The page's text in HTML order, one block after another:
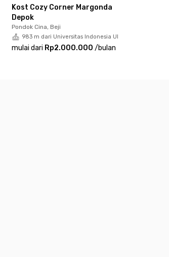
Kost Cozy Corner Margonda
Depok
Pondok Cina, Beji
983 m dari Universitas Indonesia UI
mulai dari Rp2.000.000 /bulan